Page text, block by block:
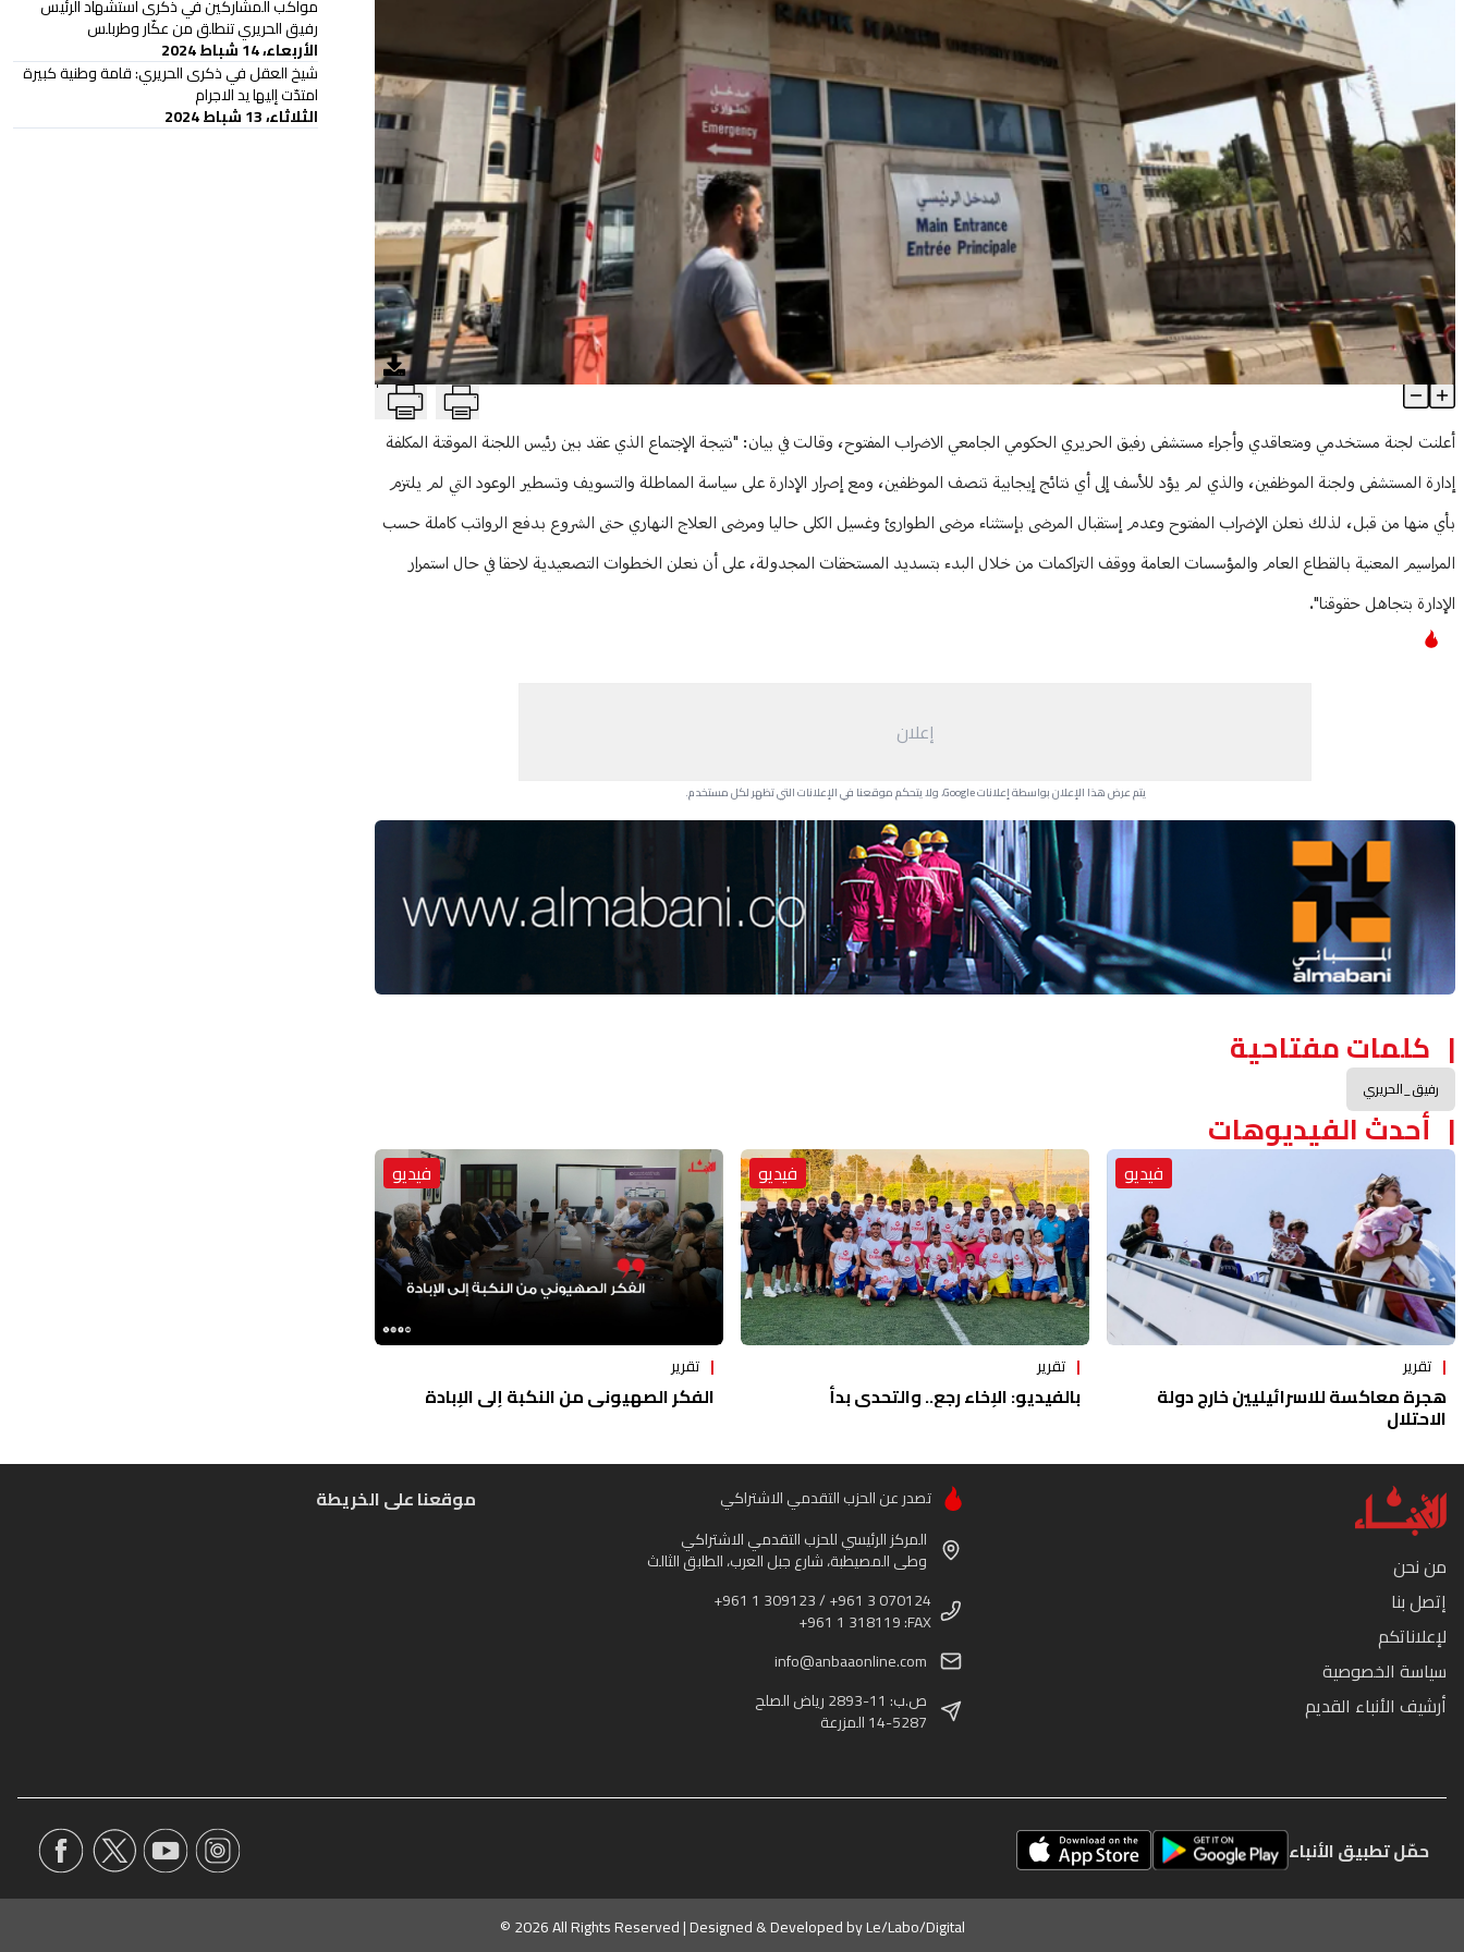
موظفو مستشفى الحريري يُعلنون الإضراب المفتوح T
Article Content
أعلنت لجنة مستخدمي ومتعاقدي وأجراء مستشفى رفيق الحريري الحكومي الجامعي الاضراب المفتوح، وقالت في بيان: "نتيجة الإجتماع الذي عقد بين رئيس اللجنة الموقتة المكلفة
إدارة المستشفى ولجنة الموظفين، والذي لم يؤد للأسف إلى أي نتائج إيجابية تنصف الموظفين، ومع إصرار الإدارة على سياسة المماطلة والتسويف وتسطير الوعود التي لم يلتزم
بأي منها من قبل، لذلك نعلن الإضراب المفتوح وعدم إستقبال المرضى بإستثناء مرضى الطوارئ وغسيل الكلى حاليا ومرضى العلاج النهاري حتى الشروع بدفع الرواتب كاملة حسب
المراسيم المعنية بالقطاع العام والمؤسسات العامة ووقف التراكمات من خلال البدء بتسديد المستحقات المجدولة، على أن نعلن الخطوات التصعيدية لاحقا في حال استمرار
الإدارة بتجاهل حقوقنا".
إعلان
يتم عرض هذا الإعلان بواسطة إعلانات Google، ولا يتحكم موقعنا في الإعلانات التي تظهر لكل مستخدم.
Advertisement Section
كلمات مفتاحية
رفيق_الحريري
أحدث الفيديوهات
فيديو
تقرير
هجرة معاكسة للاسرائيليين خارج دولة
الاحتلال
فيديو
تقرير
بالفيديو: الإخاء رجع.. والتحدي بدأ
فيديو
تقرير
الفكر الصهيوني من النكبة إلى الإبادة
مواكب المشاركين في ذكرى استشهاد الرئيس
رفيق الحريري تنطلق من عكّار وطربلس
الأربعاء، 14 شباط 2024
شيخ العقل في ذكرى الحريري: قامة وطنية كبيرة
امتدّت إليها يد الاجرام
الثلاثاء، 13 شباط 2024
من نحن
إتصل بنا
لإعلاناتكم
سياسة الخصوصية
أرشيف الأنباء القديم
تصدر عن الحزب التقدمي الاشتراكي
المركز الرئيسي للحزب التقدمي الاشتراكي
وطى المصيطبة، شارع جبل العرب، الطابق الثالث
+961 1 309123 / +961 3 070124
+961 1 318119 :FAX
info@anbaaonline.com
ص.ب: 11-2893 رياض الصلح
14-5287 المزرعة
موقعنا على الخريطة
حمّل تطبيق الأنباء
© 2026 All Rights Reserved | Designed & Developed byLe/Labo/Digital